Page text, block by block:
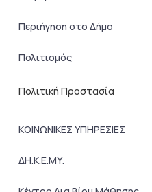
Περιήγηση στο Δήμο
Πολιτισμός
Πολιτική Προστασία
ΚΟΙΝΩΝΙΚΕΣ ΥΠΗΡΕΣΙΕΣ
ΔΗ.Κ.Ε.ΜΥ.